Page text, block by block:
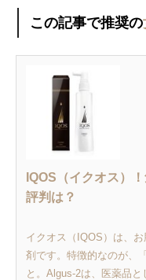
この記事で推奨の
IQOS（イクオス）
評判は？
イクオス（IQOS）は、
剤です。特徴的なのが、
と。Algus-2は、医薬品